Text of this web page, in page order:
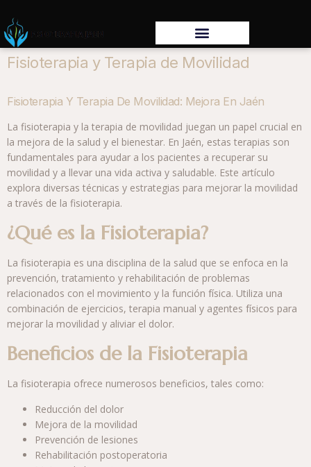
Fisioterapia y Terapia de Movilidad
Fisioterapia Y Terapia De Movilidad: Mejora En Jaén
La fisioterapia y la terapia de movilidad juegan un papel crucial en
la mejora de la salud y el bienestar. En Jaén, estas terapias son
fundamentales para ayudar a los pacientes a recuperar su
movilidad y a llevar una vida activa y saludable. Este artículo
explora diversas técnicas y estrategias para mejorar la movilidad
a través de la fisioterapia.
¿Qué es la Fisioterapia?
La fisioterapia es una disciplina de la salud que se enfoca en la
prevención, tratamiento y rehabilitación de problemas
relacionados con el movimiento y la función física. Utiliza una
combinación de ejercicios, terapia manual y agentes físicos para
mejorar la movilidad y aliviar el dolor.
Beneficios de la Fisioterapia
La fisioterapia ofrece numerosos beneficios, tales como:
Reducción del dolor
Mejora de la movilidad
Prevención de lesiones
Rehabilitación postoperatoria